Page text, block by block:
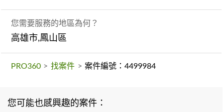
您需要服務的地區為何？
高雄市,鳳山區
PRO360 > 找案件 > 案件編號：4499984
您可能也感興趣的案件：